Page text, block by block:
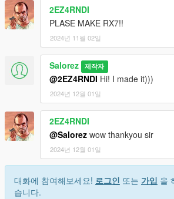
2EZ4RNDI
PLASE MAKE RX7!!
2024년 11월 02일
Salorez 제작자
@2EZ4RNDI Hi! I made it)))
2024년 12월 01일
2EZ4RNDI
@Salorez wow thankyou sir
2024년 12월 01일
대화에 참여해보세요! 로그인 또는 가입 을
습니다.